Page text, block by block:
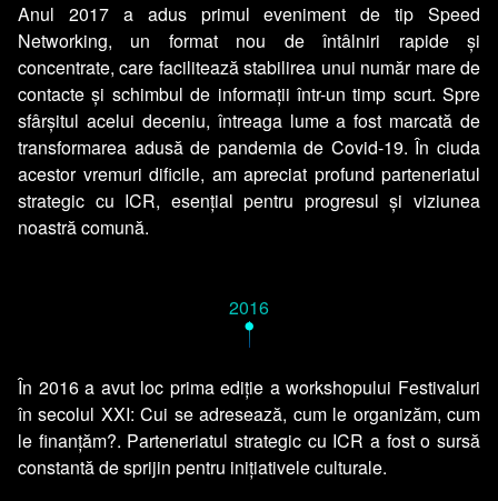
Anul 2017 a adus primul eveniment de tip Speed
Networking, un format nou de întâlniri rapide și
concentrate, care facilitează stabilirea unui număr mare de
contacte și schimbul de informații într-un timp scurt. Spre
sfârșitul acelui deceniu, întreaga lume a fost marcată de
transformarea adusă de pandemia de Covid-19. În ciuda
acestor vremuri dificile, am apreciat profund parteneriatul
strategic cu ICR, esențial pentru progresul și viziunea
noastră comună.
2016
•
În 2016 a avut loc prima ediție a workshopului Festivaluri
în secolul XXI: Cui se adresează, cum le organizăm, cum
le finanțăm?. Parteneriatul strategic cu ICR a fost o sursă
constantă de sprijin pentru inițiativele culturale.